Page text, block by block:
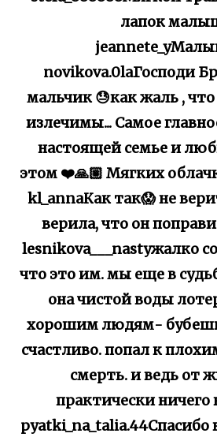
лапок
novikova.0laГосподи
мальчик 😓как жаль , что
излечимы... Самое
настоящей семье и
этом ❤️🙏🏼 Мягких
kl_annaКак так😱 не
верила, что он
lesnikova___nastyжалко
что это им. мы еще в
она чистой воды
хорошим людям-
счастливо. попал к
смерть. и ведь от
практически ничего
pyatki_na_talia.44Спасибо